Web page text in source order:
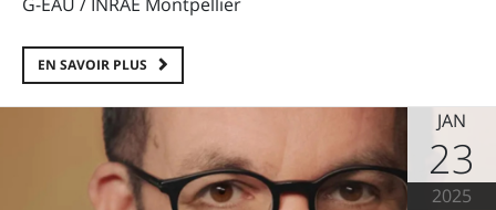
EN SAVOIR PLUS
JAN
23
2025